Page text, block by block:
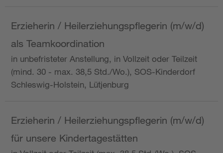
Erzieherin / Heilerziehungspflegerin (m/w/d)
als Teamkoordination
in unbefristeter Anstellung, in Vollzeit oder Teilzeit
(mind. 30 - max. 38,5 Std./Wo.), SOS-Kinderdorf
Schleswig-Holstein, Lütjenburg
Erzieherin / Heilerziehungspflegerin (m/w/d)
für unsere Kindertagestätten